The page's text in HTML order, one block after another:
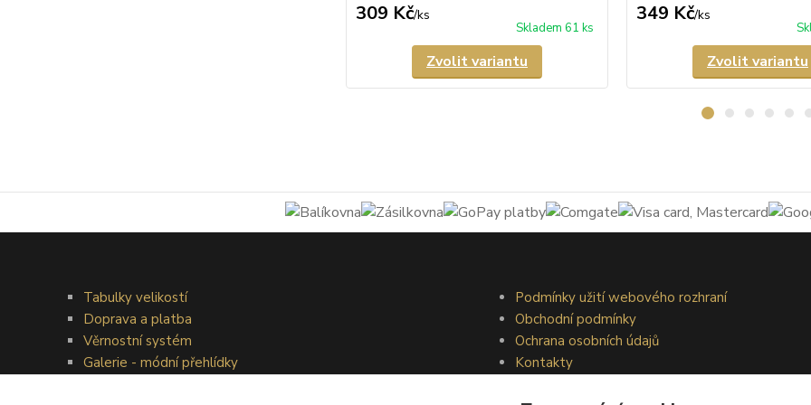
309 Kč/ks
Skladem 61 ks
Zvolit variantu
349 Kč/ks
Zvolit variantu
Tabulky velikostí
Doprava a platba
Věrnostní systém
Galerie - módní přehlídky
Podmínky užití webového rozhraní
Obchodní podmínky
Ochrana osobních údajů
Kontakty